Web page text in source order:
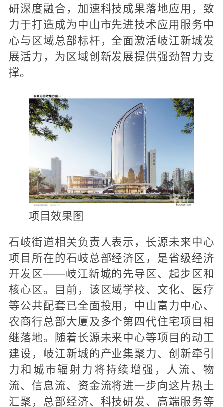
研深度融合，加速科技成果落地应用，致
力于打造成为中山市先进技术应用服务中
心与区域总部标杆，全面激活岐江新城发
展活力，为区域创新发展提供强劲智力支
撑。
项目效果图
石岐街道相关负责人表示，长源未来中心
项目所在的石岐总部经济区，是省级经济
开发区——岐江新城的先导区、起步区和
核心区。目前，该区域学校、文化、医疗
等公共配套已全面投用，中山富力中心、
农商行总部大厦及多个第四代住宅项目相
继落地。随着长源未来中心等项目的动工
建设，岐江新城的产业集聚力、创新牵引
力和城市辐射力将持续增强，人流、物
流、信息流、资金流将进一步向这片热土
汇聚，总部经济、科技研发、高端服务等